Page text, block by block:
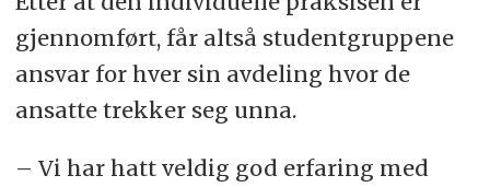
gjennomført, får altså studentgruppene
ansvar for hver sin avdeling hvor de
ansatte trekker seg unna.
– Vi har hatt veldig god erfaring med